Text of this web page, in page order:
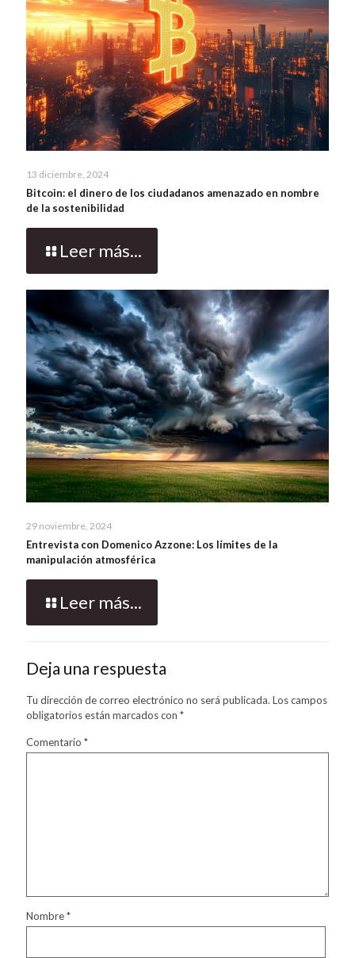
13 diciembre, 2024
Bitcoin: el dinero de los ciudadanos amenazado en nombre
de la sostenibilidad
Leer más...
29 noviembre, 2024
Entrevista con Domenico Azzone: Los límites de la
manipulación atmosférica
Leer más...
Deja una respuesta
Tu dirección de correo electrónico no será publicada. Los campos
obligatorios están marcados con *
Comentario *
Nombre*